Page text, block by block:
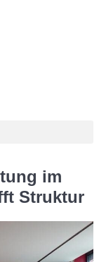
im
Struktur